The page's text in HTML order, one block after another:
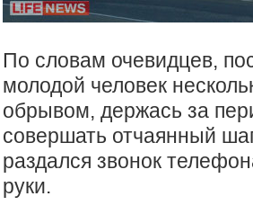
По словам очевидцев,
молодой человек
обрывом, держась за
совершать отчаянный
раздался звонок
руки.